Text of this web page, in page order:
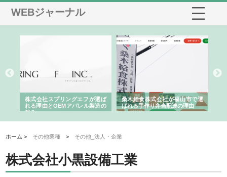
WEBジャーナル
株式会社スプリングエフが選ば
れる理由とOEMアパレル製造の
強み
桑木給食株式会社が福山市で選
ばれる手作り弁当配達の理由
ホーム > その他業種 > その他_法人・企業
株式会社小黒設備工業